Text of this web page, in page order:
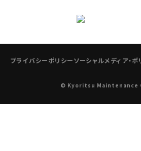
プライバシーポリシーソーシャルメディア・ポ
© Kyoritsu Maintenance